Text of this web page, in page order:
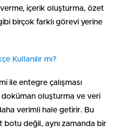
içerik oluşturma, özet
birçok farklı görevi yerine
Kullanılır mı?
ile entegre çalışması
oluşturma ve veri
verimli hale getirir. Bu
değil, aynı zamanda bir